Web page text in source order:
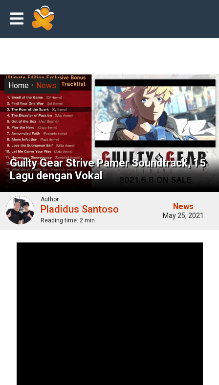
Guilty Gear Strive Pamer Soundtrack, 15
Lagu dengan Vokal
Home News
Author
Pladidus Santoso
Reading time: 2 min
News
May 25, 2021